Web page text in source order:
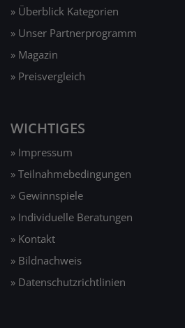
» Überblick Kategorien
» Unser Partnerprogramm
» Magazin
» Preisvergleich
WICHTIGES
» Impressum
» Teilnahmebedingungen
» Gewinnspiele
» Individuelle Beratungen
» Kontakt
» Bildnachweis
» Datenschutzrichtlinien